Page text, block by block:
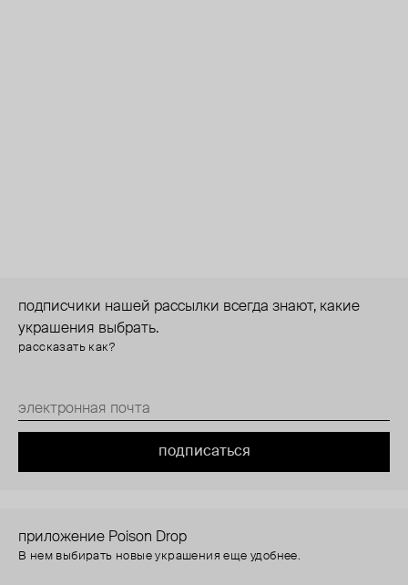
подписчики нашей рассылки всегда знают, какие
украшения выбрать.
рассказать как?
подписаться
приложение Poison Drop
В нем выбирать новые украшения еще удобнее.